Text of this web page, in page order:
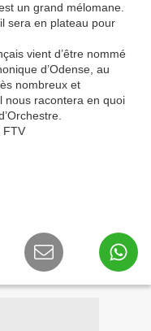
un grand mélomane.
sera en plateau pour
vient d’être nommé
d’Odense, au
nombreux et
nous racontera en quoi
FTV